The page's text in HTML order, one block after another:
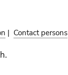
| Contact persons